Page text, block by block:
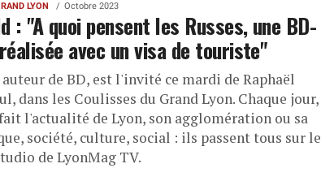
LYON Octobre 2023
: "A quoi pensent les Russes, une BD-
avec un visa de touriste"
de BD, est l'invité ce mardi de Raphaël
dans les Coulisses du Grand Lyon. Chaque jour,
l'actualité de Lyon, son agglomération ou sa
société, culture, social : ils passent tous sur le
de LyonMag TV.